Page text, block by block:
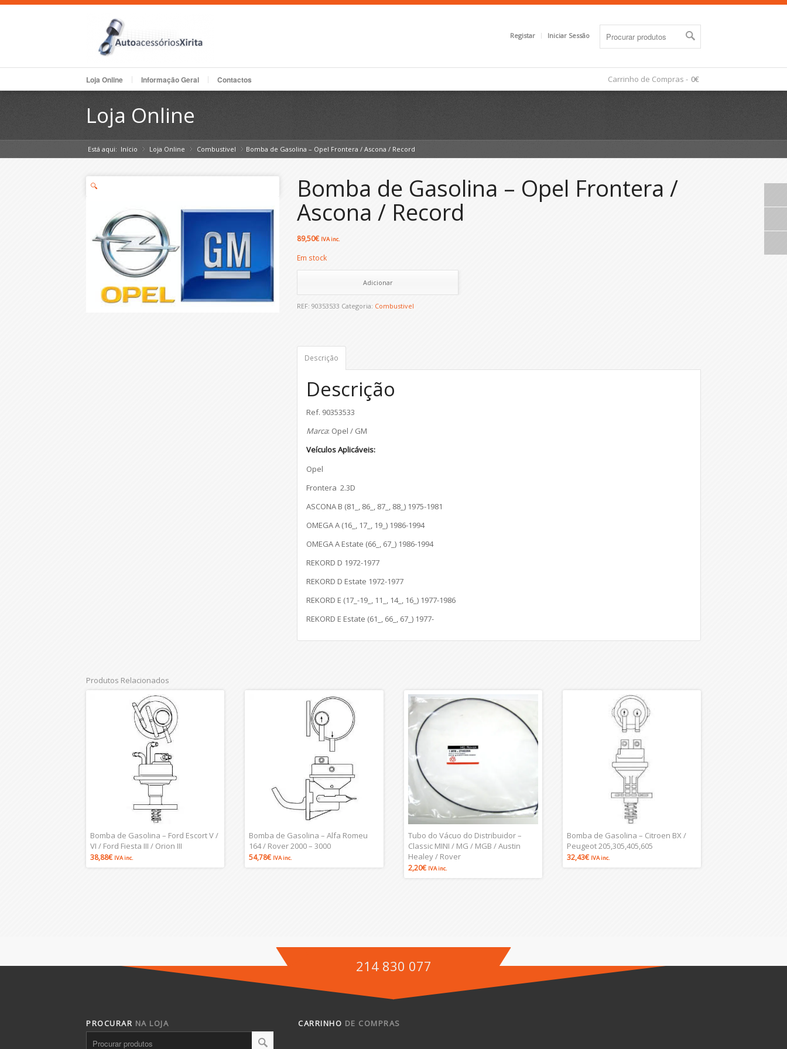
Registar Iniciar Sessão
Loja Online Informação Geral Contactos Carrinho de Compras - 0€
Loja Online
Está aqui: Início »
Loja Online »
Combustivel »
Bomba de Gasolina – Opel Frontera / Ascona / Record
🔍 Bomba de Gasolina – Opel Frontera /
Ascona / Record
89,50€ IVA inc.
Em stock
Adicionar
REF: 90353533 Categoria: Combustivel
Descrição
Descrição
Ref. 90353533
Marca: Opel / GM
Veículos Aplicáveis:
Opel
Frontera 2.3D
ASCONA B (81_, 86_, 87_, 88_) 1975-1981
OMEGA A (16_, 17_, 19_) 1986-1994
OMEGA A Estate (66_, 67_) 1986-1994
REKORD D 1972-1977
REKORD D Estate 1972-1977
REKORD E (17_-19_, 11_, 14_, 16_) 1977-1986
REKORD E Estate (61_, 66_, 67_) 1977-
Produtos Relacionados
Bomba de Gasolina – Ford Escort V /
VI / Ford Fiesta III / Orion III
38,88€ IVA inc.
Bomba de Gasolina – Alfa Romeu
164 / Rover 2000 – 3000
54,78€ IVA inc.
Tubo do Vácuo do Distribuidor –
Classic MINI / MG / MGB / Austin
Healey / Rover
2,20€ IVA inc.
Bomba de Gasolina – Citroen BX /
Peugeot 205,305,405,605
32,43€ IVA inc.
214 830 077
PROCURAR NA LOJA CARRINHO DE COMPRAS